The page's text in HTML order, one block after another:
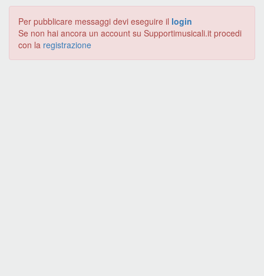
Per pubblicare messaggi devi eseguire il login
Se non hai ancora un account su Supportimusicali.it procedi
con la registrazione